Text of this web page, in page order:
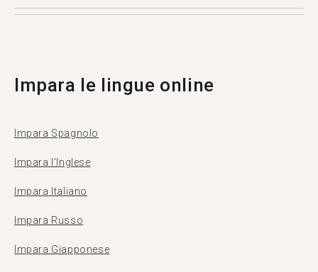
la propria lingua madre. Più di 500.000 persone
Impara le lingue online
Impara Spagnolo
Impara l'Inglese
Impara Italiano
Impara Russo
Impara Giapponese